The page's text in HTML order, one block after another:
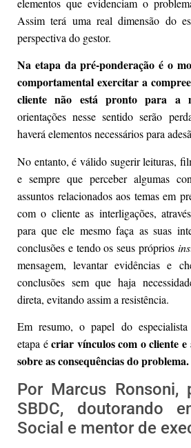
elementos que evidenciam o
Assim terá uma real dimensão do
perspectiva do gestor.
Na etapa da pré-ponderação é o
comportamental exercitar a
cliente não está pronto para a
orientações nesse sentido serão
haverá elementos necessários para
No entanto, é válido sugerir leituras,
e sempre que perceber algumas
assuntos relacionados aos temas em
com o cliente as interligações,
para que ele mesmo faça as suas
conclusões e tendo os seus próprios
mensagem, levantar evidências e
conclusões sem que haja
direta, evitando assim a resistência.
Em resumo, o papel do especialista
etapa écriar vínculos com o cliente
sobre as consequências do problema.
Por Marcus Ronsoni,
SBDC, doutorando
Social e mentor de